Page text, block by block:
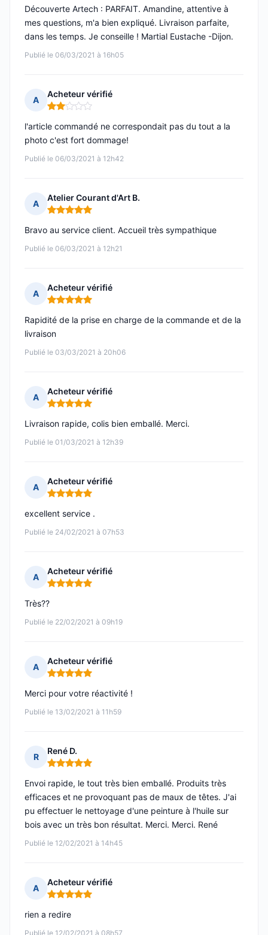
Publié le 06/03/2021 à 16h05
Découverte Artech : PARFAIT. Amandine, attentive à
mes questions, m'a bien expliqué. Livraison parfaite,
dans les temps. Je conseille ! Martial Eustache -Dijon.
A
Acheteur vérifié
Note : 2 sur 5
Publié le 06/03/2021 à 12h42
l'article commandé ne correspondait pas du tout a la
photo c'est fort dommage!
A
Atelier Courant d'Art B.
Note : 5 sur 5
Publié le 06/03/2021 à 12h21
Bravo au service client. Accueil très sympathique
A
Acheteur vérifié
Note : 5 sur 5
Publié le 03/03/2021 à 20h06
Rapidité de la prise en charge de la commande et de la
livraison
A
Acheteur vérifié
Note : 5 sur 5
Publié le 01/03/2021 à 12h39
Livraison rapide, colis bien emballé. Merci.
A
Acheteur vérifié
Note : 5 sur 5
Publié le 24/02/2021 à 07h53
excellent service .
A
Acheteur vérifié
Note : 5 sur 5
Publié le 22/02/2021 à 09h19
Très??
A
Acheteur vérifié
Note : 5 sur 5
Publié le 13/02/2021 à 11h59
Merci pour votre réactivité !
R
René D.
Note : 5 sur 5
Publié le 12/02/2021 à 14h45
Envoi rapide, le tout très bien emballé. Produits très
efficaces et ne provoquant pas de maux de têtes. J'ai
pu effectuer le nettoyage d'une peinture à l'huile sur
bois avec un très bon résultat. Merci. Merci. René
A
Acheteur vérifié
Note : 5 sur 5
Publié le 12/02/2021 à 08h57
rien a redire